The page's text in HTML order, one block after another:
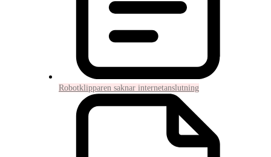
Robotklipparen saknar internetanslutning